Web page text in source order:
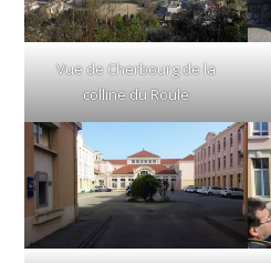
Vue de Cherbourg de la
colline du Roule